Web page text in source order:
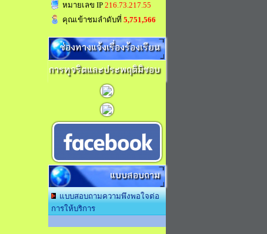
หมายเลข IP 216.73.217.55
คุณเข้าชมลำดับที่ 5,751,566
ช่องทางแจ้งเรื่องร้องเรียน
การทุจริตและประพฤติมิชอบ
แบบสอบถาม
แบบสอบถามความพึงพอใจต่อ
การให้บริการ